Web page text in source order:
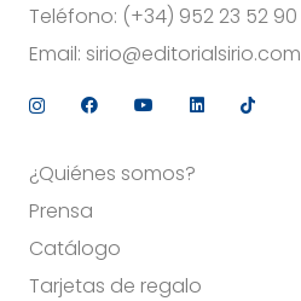
Teléfono: (+34) 952 23 52 90
Email: sirio@editorialsirio.com
¿Quiénes somos?
Prensa
Catálogo
Tarjetas de regalo